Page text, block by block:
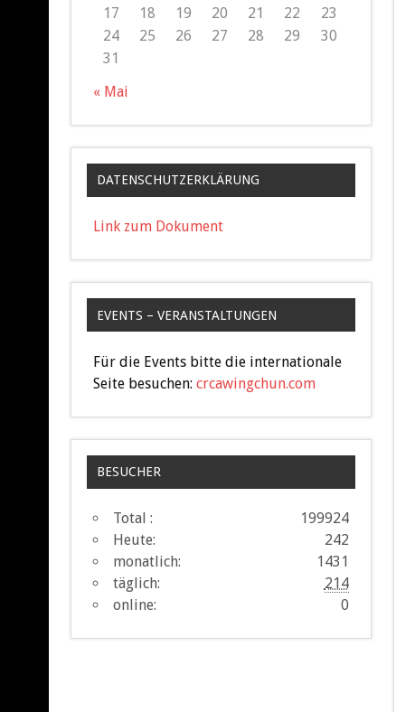
« Mai
17
18 19 20 21 22
23
24
25 26 27 28 29
30
31
DATENSCHUTZERKLÄRUNG
Link zum Dokument
EVENTS – VERANSTALTUNGEN
Für die Events bitte die internationale
Seite besuchen: crcawingchun.com
BESUCHER
199924
Total :
242
Heute:
1431
monatlich:
214
täglich:
0
online: